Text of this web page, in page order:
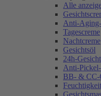
Alle
Anti-
Tagescreme
Nachtcreme
Gesichtsöl
24h-
Anti-
BB- & CC-